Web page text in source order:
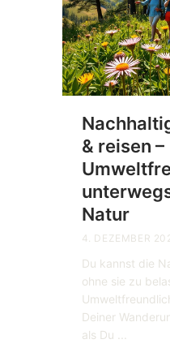
& reisen –
Natur
4. DEZEMBER
Du kannst die
ohne sie zu
Deiner
als Du ...